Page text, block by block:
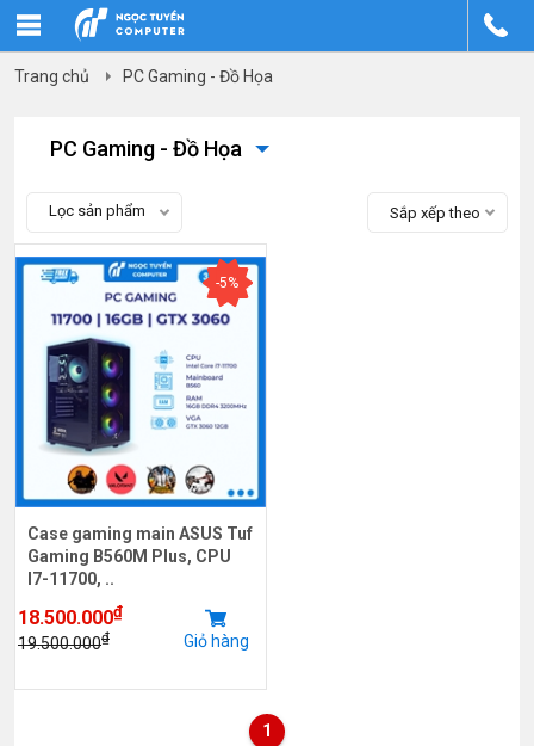
Trang chủ PC Gaming - Đồ Họa
PC Gaming - Đồ Họa
Lọc sản phẩm Sắp xếp theo
-5%
Case gaming main ASUS Tuf
Gaming B560M Plus, CPU
I7-11700, ..
18.500.000₫
19.500.000₫ Giỏ hàng
1